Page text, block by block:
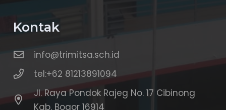
Kontak
info@trimitsa.sch.id
tel:+62 81213891094
Jl. Raya Pondok Rajeg No. 17 Cibinong
Kab. Bogor 16914